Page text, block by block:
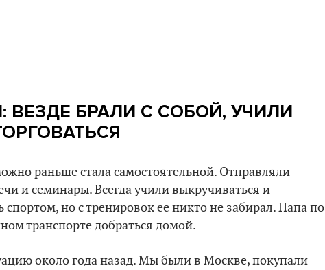
ВЕЗДЕ БРАЛИ С СОБОЙ, УЧИЛИ
раньше стала самостоятельной. Отправляли
и семинары. Всегда учили выкручиваться и
спортом, но с тренировок ее никто не забирал. Папа по
транспорте добраться домой.
около года назад. Мы были в Москве, покупали